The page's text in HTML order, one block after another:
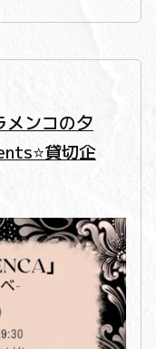
メンコの夕
貸切企